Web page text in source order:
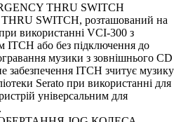
THRU SWITCH
SWITCH, розташований на
використанні VCI-300 з
ITCH або без підключення до
музики з зовнішнього CD
забезпечення ITCH зчитує музику
Serato при використанні для
універсальним для